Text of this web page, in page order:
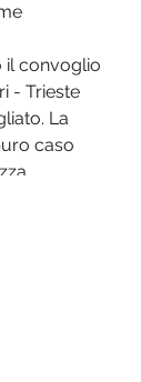
il convoglio
- Trieste
La
caso